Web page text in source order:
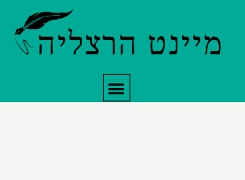
תפריט